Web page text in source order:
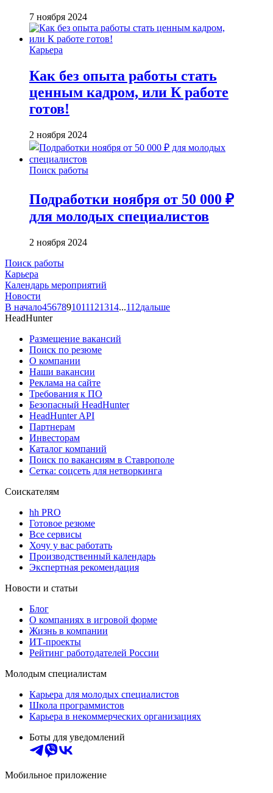
7 ноября 2024
Карьера
Как без опыта работы стать
ценным кадром, или К работе
готов!
2 ноября 2024
Поиск работы
Подработки ноября от 50 000 ₽
для молодых специалистов
2 ноября 2024
Поиск работы
Карьера
Календарь мероприятий
Новости
В начало4567891011121314...112дальше
HeadHunter
Размещение вакансий
Поиск по резюме
О компании
Наши вакансии
Реклама на сайте
Требования к ПО
Безопасный HeadHunter
HeadHunter API
Партнерам
Инвесторам
Каталог компаний
Поиск по вакансиям в Ставрополе
Сетка: соцсеть для нетворкинга
Соискателям
hh PRO
Готовое резюме
Все сервисы
Хочу у вас работать
Производственный календарь
Экспертная рекомендация
Новости и статьи
Блог
О компаниях в игровой форме
Жизнь в компании
ИТ-проекты
Рейтинг работодателей России
Молодым специалистам
Карьера для молодых специалистов
Школа программистов
Карьера в некоммерческих организациях
Боты для уведомлений
Мобильное приложение